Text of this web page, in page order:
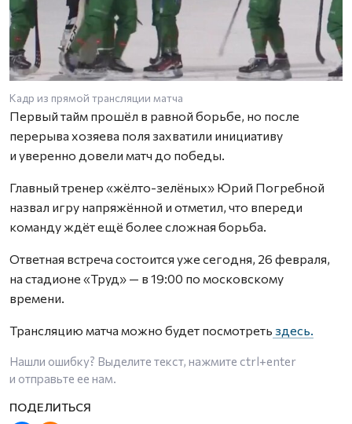
Кадр из прямой трансляции матча
Первый тайм прошёл в равной борьбе, но после
перерыва хозяева поля захватили инициативу
и уверенно довели матч до победы.
Главный тренер «жёлто-зелёных» Юрий Погребной
назвал игру напряжённой и отметил, что впереди
команду ждёт ещё более сложная борьба.
Ответная встреча состоится уже сегодня, 26 февраля,
на стадионе «Труд» — в 19:00 по московскому
времени.
Трансляцию матча можно будет посмотреть здесь.
Нашли ошибку? Выделите текст, нажмите ctrl+enter
и отправьте ее нам.